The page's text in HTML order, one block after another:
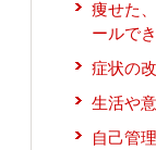
痩せた
ールで
症状の
生活や
自己管